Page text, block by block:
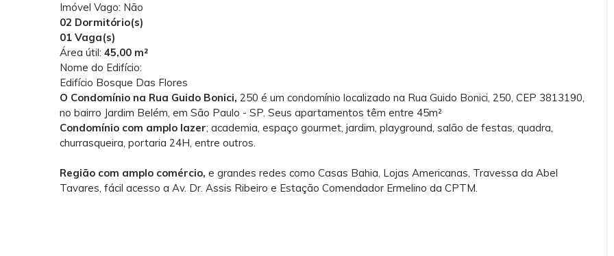
Imóvel Vago: Não
02 Dormitório(s)
01 Vaga(s)
Área útil: 45,00 m²
Nome do Edifício:
Edifício Bosque Das Flores
O Condomínio na Rua Guido Bonici, 250 é um condomínio localizado na Rua Guido Bonici, 250, CEP 3813190,
no bairro Jardim Belém, em São Paulo - SP. Seus apartamentos têm entre 45m²
Condomínio com amplo lazer; academia, espaço gourmet, jardim, playground, salão de festas, quadra,
churrasqueira, portaria 24H, entre outros.
Região com amplo comércio, e grandes redes como Casas Bahia, Lojas Americanas, Travessa da Abel
Tavares, fácil acesso a Av. Dr. Assis Ribeiro e Estação Comendador Ermelino da CPTM.